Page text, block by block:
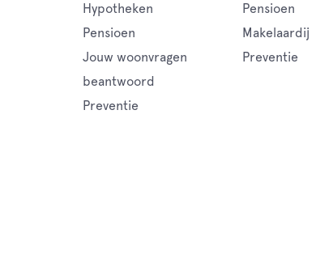
Hypotheken
Pensioen
Jouw woonvragen
beantwoord
Preventie
Pensioen
Makelaardij
Preventie